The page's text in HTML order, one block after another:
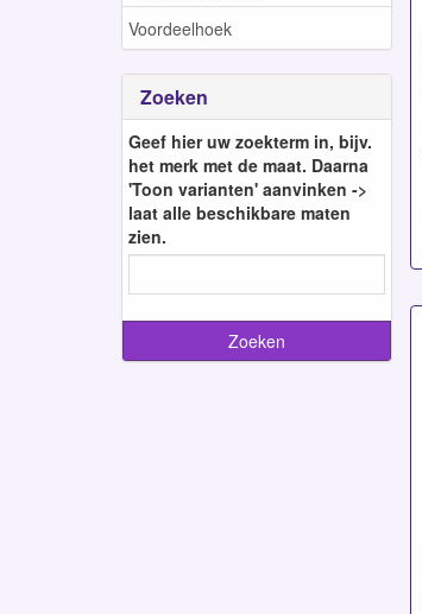
Voordeelhoek
Zoeken
Geef hier uw zoekterm in, bijv.
het merk met de maat. Daarna
'Toon varianten' aanvinken ->
laat alle beschikbare maten
zien.